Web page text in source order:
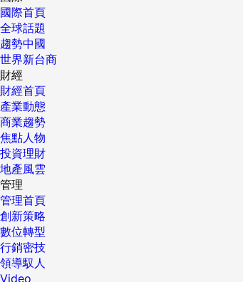
國際首頁
全球話題
趨勢中國
世界新台商
財經
財經首頁
產業動態
商業趨勢
焦點人物
投資理財
地產風雲
管理
管理首頁
創新策略
數位轉型
行銷密技
領導馭人
Video